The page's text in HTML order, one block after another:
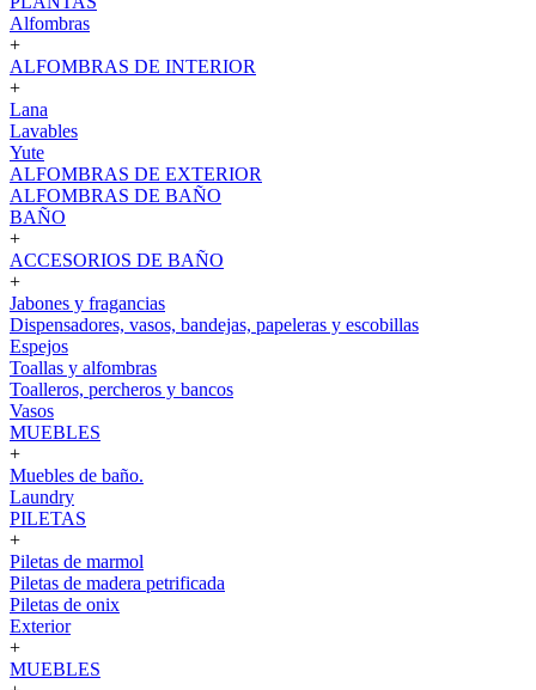
Alfombras
+
ALFOMBRAS DE INTERIOR
+
Lana
Lavables
Yute
ALFOMBRAS DE EXTERIOR
ALFOMBRAS DE BAÑO
BAÑO
+
ACCESORIOS DE BAÑO
+
Jabones y fragancias
Dispensadores, vasos, bandejas, papeleras y escobillas
Espejos
Toallas y alfombras
Toalleros, percheros y bancos
Vasos
MUEBLES
+
Muebles de baño.
Laundry
PILETAS
+
Piletas de marmol
Piletas de madera petrificada
Piletas de onix
Exterior
+
MUEBLES